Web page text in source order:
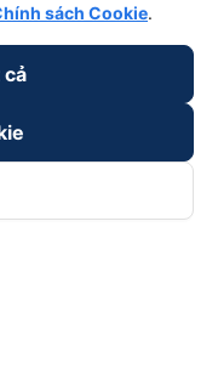
sách Cookie.